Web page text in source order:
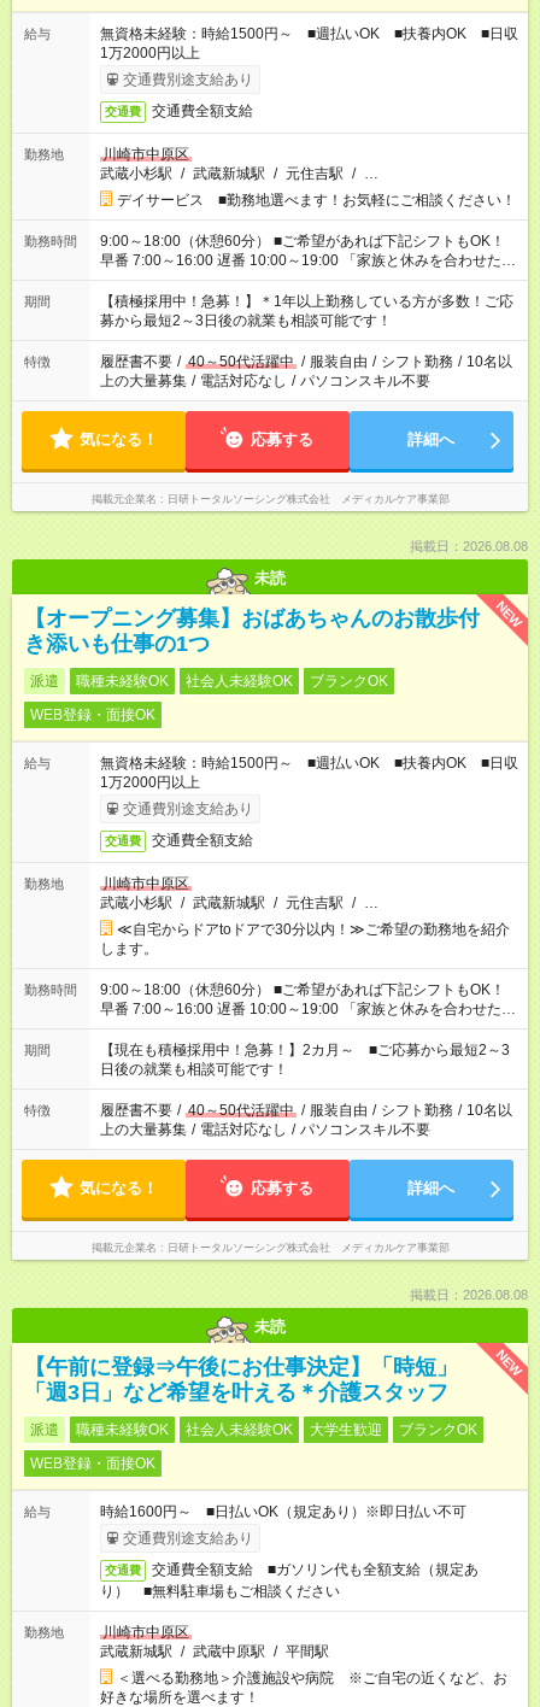
給与
無資格未経験：時給1500円～ ■週払いOK ■扶養内OK ■日収
1万2000円以上
交通費別途支給あり
交通費 交通費全額支給
勤務地
川崎市中原区
武蔵小杉駅 / 武蔵新城駅 / 元住吉駅 / …
デイサービス ■勤務地選べます！お気軽にご相談ください！
勤務時間
9:00～18:00（休憩60分） ■ご希望があれば下記シフトもOK！
早番 7:00～16:00 遅番 10:00～19:00 「家族と休みを合わせた
い」 「余裕を持って夕飯の準備がしたい」 「できれば残業はし
たくない」 など、ご希望を教えてくださいね。 ※Wワーク希望
の方へ 今ご覧のお仕事で希望する勤務時間と、もう1つのお仕事
の勤務時間。 合計で週40時間を超える場合は応募できません。
期間
【積極採用中！急募！】＊1年以上勤務している方が多数！ご応
募から最短2～3日後の就業も相談可能です！
特徴 履歴書不要 / 40～50代活躍中 / 服装自由 / シフト勤務 / 10名以
上の大量募集 / 電話対応なし / パソコンスキル不要
気になる！ 応募する 詳細へ
掲載元企業名 日研トータルソーシング株式会社 メディカルケア事業部
掲載日：2026.08.08
未読
NEW
【オープニング募集】おばあちゃんのお散歩付
き添いも仕事の1つ
派遣 職種未経験OK 社会人未経験OK
ブランクOK
WEB登録・面接OK
給与
無資格未経験：時給1500円～ ■週払いOK ■扶養内OK ■日収
1万2000円以上
交通費別途支給あり
交通費 交通費全額支給
勤務地
川崎市中原区
武蔵小杉駅 / 武蔵新城駅 / 元住吉駅 / …
≪自宅からドアtoドアで30分以内！≫ご希望の勤務地を紹介
します。
勤務時間
9:00～18:00（休憩60分） ■ご希望があれば下記シフトもOK！
早番 7:00～16:00 遅番 10:00～19:00 「家族と休みを合わせた
い」 「余裕を持って夕飯の準備がしたい」 「できれば残業はし
たくない」 など、ご希望を教えてくださいね。 ※Wワーク希望
の方へ 今ご覧のお仕事で希望する勤務時間と、もう1つのお仕事
の勤務時間。 合計で週40時間を超える場合は応募できません。
期間
【現在も積極採用中！急募！】2カ月～ ■ご応募から最短2～3
日後の就業も相談可能です！
特徴 履歴書不要 / 40～50代活躍中 / 服装自由 / シフト勤務 / 10名以
上の大量募集 / 電話対応なし / パソコンスキル不要
気になる！ 応募する 詳細へ
掲載元企業名 日研トータルソーシング株式会社 メディカルケア事業部
掲載日：2026.08.08
未読
NEW
【午前に登録⇒午後にお仕事決定】「時短」
「週3日」など希望を叶える＊介護スタッフ
派遣 職種未経験OK 社会人未経験OK 大学生歓迎
ブランクOK
WEB登録・面接OK
給与
時給1600円～ ■日払いOK（規定あり）※即日払い不可
交通費別途支給あり
交通費
交通費全額支給 ■ガソリン代も全額支給（規定あ
り） ■無料駐車場もご相談ください
勤務地
川崎市中原区
武蔵新城駅 / 武蔵中原駅 / 平間駅
＜選べる勤務地＞介護施設や病院 ※ご自宅の近くなど、お
好きな場所を選べます！